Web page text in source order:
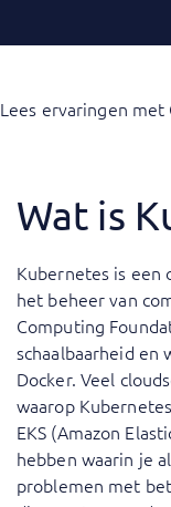
Lees ervaringen met
Wat is
Kubernetes is een
het beheer van
Computing
schaalbaarheid en
Docker. Veel
waarop
EKS (Amazon
hebben waarin je
problemen met